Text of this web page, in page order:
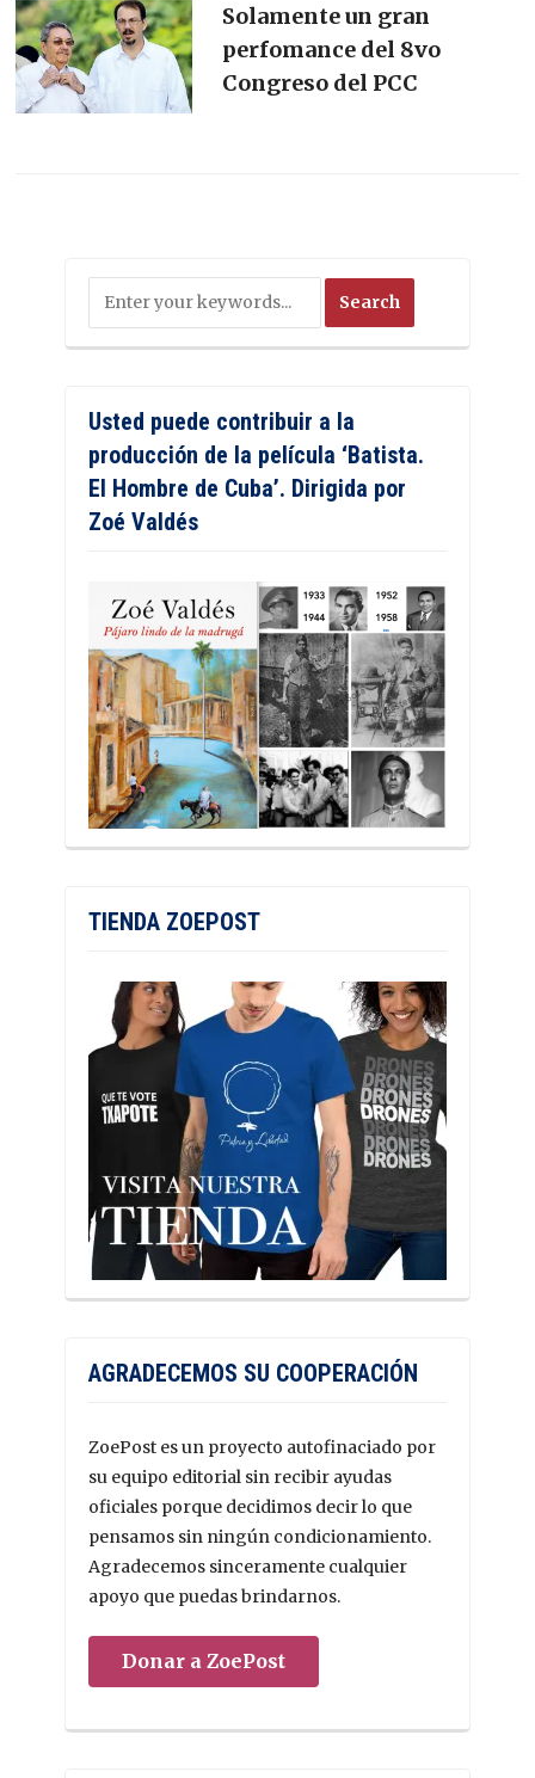
Solamente un gran
perfomance del 8vo
Congreso del PCC
Usted puede contribuir a la
producción de la película ‘Batista.
El Hombre de Cuba’. Dirigida por
Zoé Valdés
TIENDA ZOEPOST
AGRADECEMOS SU COOPERACIÓN
ZoePost es un proyecto autofinaciado por
su equipo editorial sin recibir ayudas
oficiales porque decidimos decir lo que
pensamos sin ningún condicionamiento.
Agradecemos sinceramente cualquier
apoyo que puedas brindarnos.
Donar a ZoePost